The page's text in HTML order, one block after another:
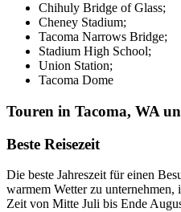
Chihuly Bridge of Glass;
Cheney Stadium;
Tacoma Narrows Bridge;
Stadium High School;
Union Station;
Tacoma Dome
Touren in Tacoma, WA
Beste Reisezeit
Die beste Jahreszeit für einen
warmem Wetter zu
Zeit von Mitte Juli bis Ende